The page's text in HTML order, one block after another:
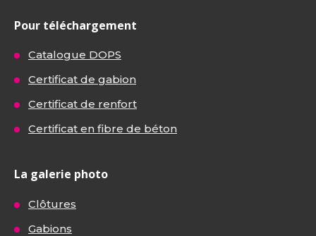
Pour téléchargement
Catalogue DOPS
Certificat de gabion
Certificat de renfort
Certificat en fibre de béton
La galerie photo
Clôtures
Gabions